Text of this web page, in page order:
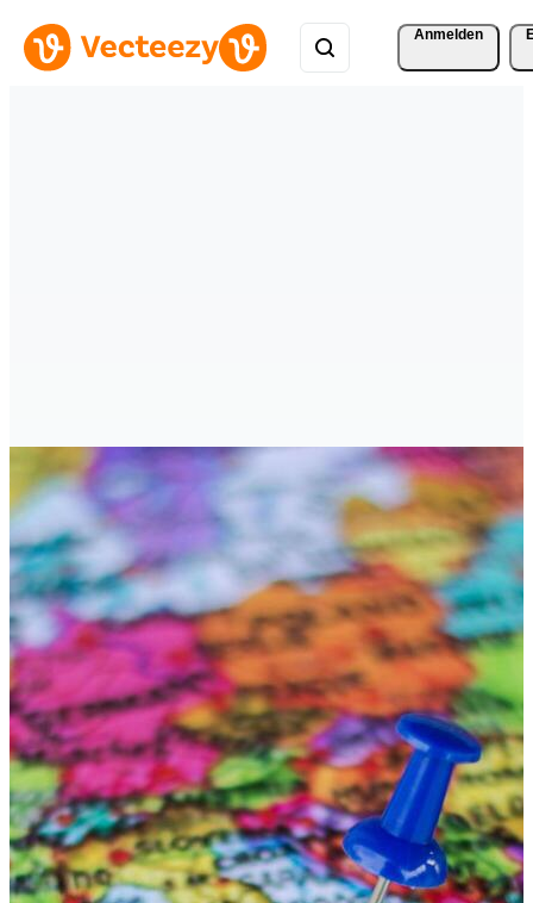
Anmelden